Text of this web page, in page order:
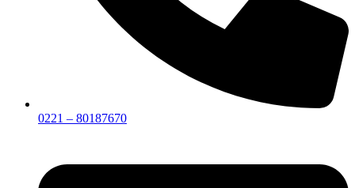
0221 – 80187670